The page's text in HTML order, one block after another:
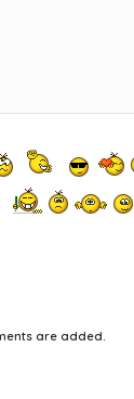
are added.